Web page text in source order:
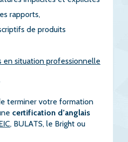
rapports,
de produits
en situation professionnelle
terminer votre formation
certification d’anglais
, BULATS, le Bright ou